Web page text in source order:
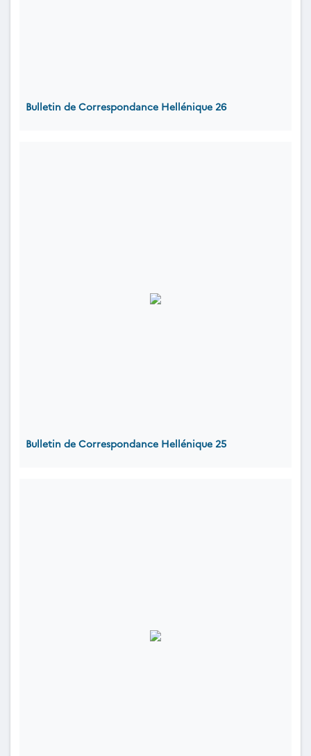
Bulletin de Correspondance Hellénique 26
Bulletin de Correspondance Hellénique 25